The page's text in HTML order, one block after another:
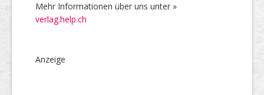
Mehr Informationen über uns unter »
verlag.help.ch
Anzeige